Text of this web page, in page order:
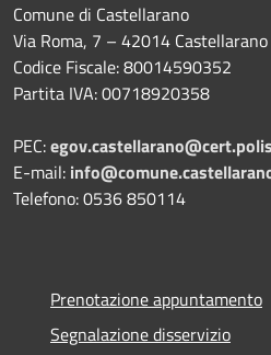
Comune di Castellarano
Via Roma, 7 – 42014 Castellarano
Codice Fiscale: 80014590352
Partita IVA: 00718920358
PEC:
E-mail:
Telefono: 0536 850114
Prenotazione appuntamento
Segnalazione disservizio